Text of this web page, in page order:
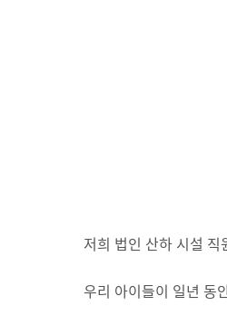
저희 법인 산하 시설
우리 아이들이 일년 동